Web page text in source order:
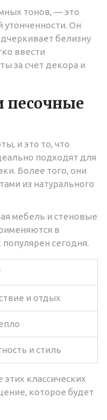
тонов, — это
Он
белизну
ввести
за счет декора и
песочные
и это то, что
подходят для
Более того, они
из натурального
мебель и стеновые
в
сегодня.
и отдых
и стиль
этих классических
которое будет